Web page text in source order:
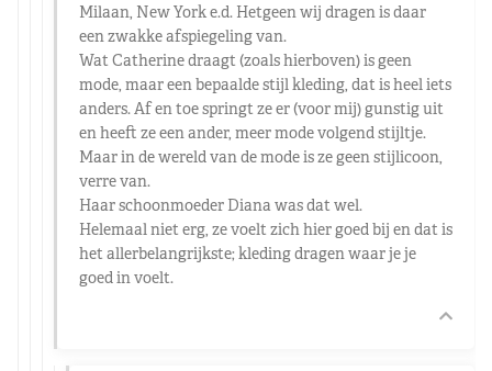
Milaan, New York e.d. Hetgeen wij dragen is daar
een zwakke afspiegeling van.
Wat Catherine draagt (zoals hierboven) is geen
mode, maar een bepaalde stijl kleding, dat is heel iets
anders. Af en toe springt ze er (voor mij) gunstig uit
en heeft ze een ander, meer mode volgend stijltje.
Maar in de wereld van de mode is ze geen stijlicoon,
verre van.
Haar schoonmoeder Diana was dat wel.
Helemaal niet erg, ze voelt zich hier goed bij en dat is
het allerbelangrijkste; kleding dragen waar je je
goed in voelt.